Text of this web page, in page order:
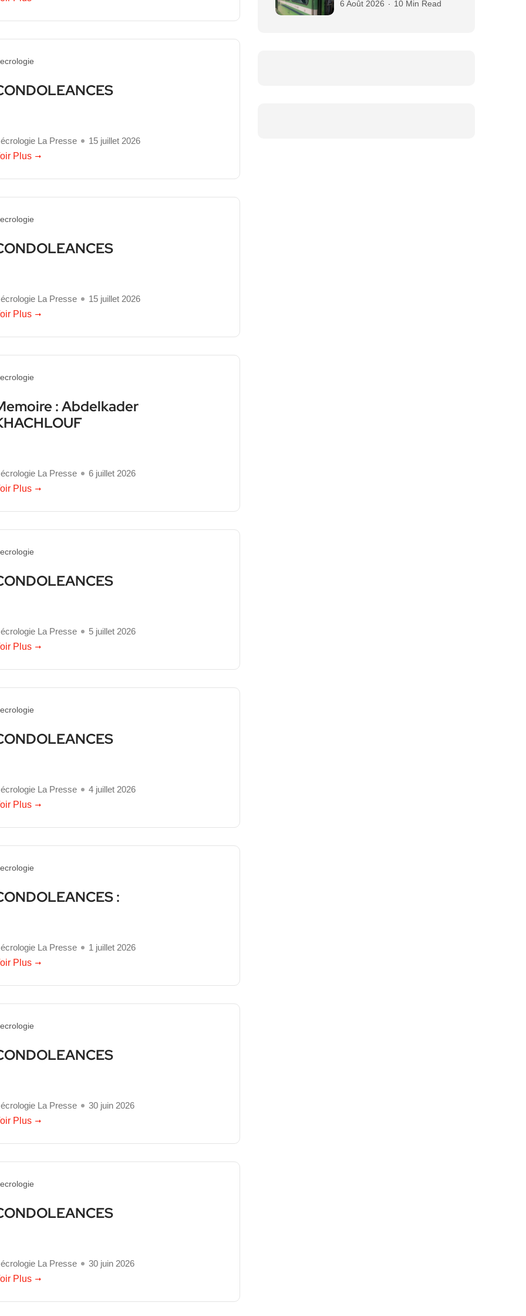
La Presse
15 juillet 2026
Plus
La Presse
15 juillet 2026
Plus
: Abdelkader
La Presse
6 juillet 2026
Plus
La Presse
5 juillet 2026
Plus
La Presse
4 juillet 2026
Plus
:
La Presse
1 juillet 2026
Plus
La Presse
30 juin 2026
Plus
La Presse
30 juin 2026
Plus
6 Août 2026 10 Min Read